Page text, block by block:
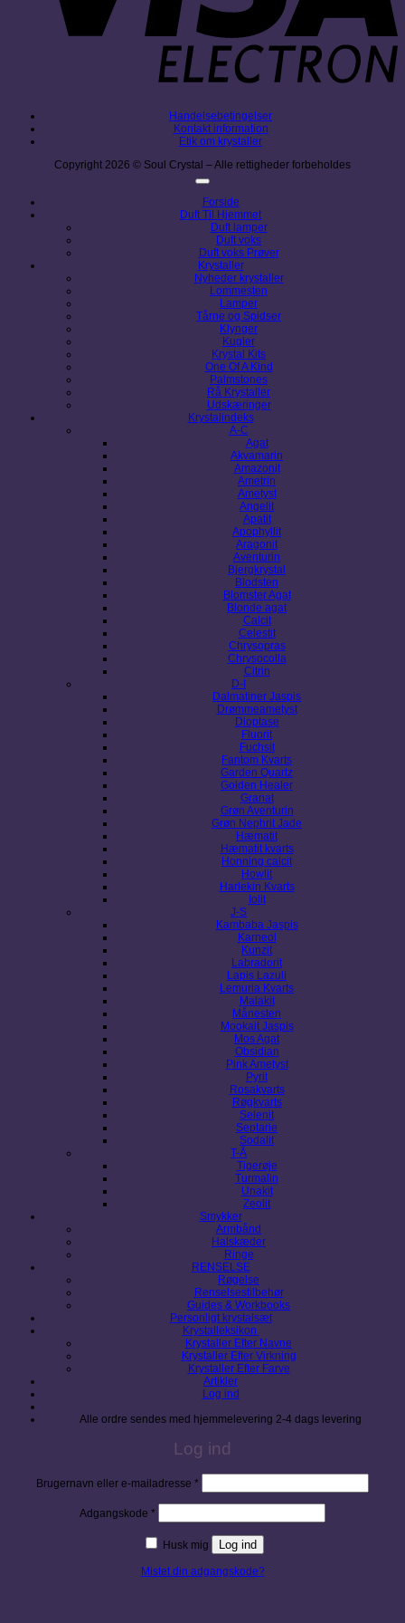
Handelsebetingelser
Kontakt information
Etik om krystaller
Copyright 2026 © Soul Crystal – Alle rettigheder forbeholdes
Forside
Duft Til Hjemmet
Duft lamper
Duft voks
Duft voks Prøver
Krystaller
Nyheder krystaller
Lommesten
Lamper
Tårne og Spidser
Klynger
Kugler
Krystal Kits
One Of A Kind
Palmstones
Rå Krystaller
Udskæringer
Krystalindeks
A-C
Agat
Akvamarin
Amazonit
Ametrin
Ametyst
Angelit
Apatit
Apophyllit
Aragonit
Aventurin
Bjergkrystal
Blodsten
Blomster Agat
Blonde agat
Calcit
Celestit
Chrysopras
Chrysocolla
Citrin
D-I
Dalmatiner Jaspis
Drømmeametyst
Dioptase
Fluorit
Fuchsit
Fantom Kvarts
Garden Quartz
Golden Healer
Granat
Grøn Aventurin
Grøn Nephrit Jade
Hæmatit
Hæmatit kvarts
Honning calcit
Howlit
Harlekin Kvarts
Iolit
J-S
Kambaba Jaspis
Karneol
Kunzit
Labradorit
Lapis Lazuli
Lemuria Kvarts
Malakit
Månesten
Mookait Jaspis
Mos Agat
Obsidian
Pink Ametyst
Pyrit
Rosakvarts
Røgkvarts
Selenit
Septarie
Sodalit
T-Å
Tigerøje
Turmalin
Unakit
Zeolit
Smykker
Armbånd
Halskæder
Ringe
RENSELSE
Røgelse
Renselsestilbehør
Guides & Workbooks
Personligt krystalsæt
Krystalleksikon
Krystaller Efter Navne
Krystaller Efter Virkning
Krystaller Efter Farve
Artikler
Log ind
Alle ordre sendes med hjemmelevering 2-4 dags levering
Log ind
Brugernavn eller e-mailadresse *Påkrævet
Adgangskode *Påkrævet
Husk mig Log ind
Mistet din adgangskode?